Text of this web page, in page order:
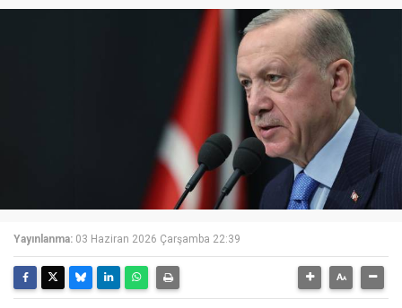
Yayınlanma: 03 Haziran 2026 Çarşamba 22:39